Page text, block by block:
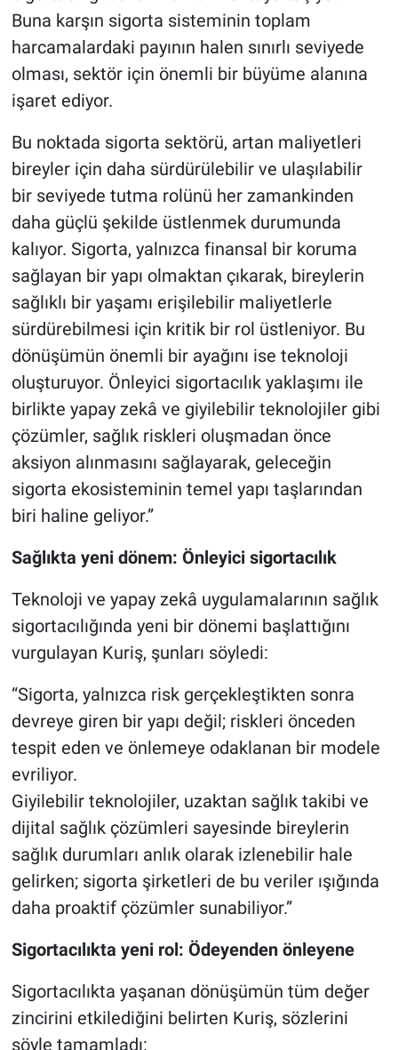
Buna karşın sigorta sisteminin toplam
harcamalardaki payının halen sınırlı seviyede
olması, sektör için önemli bir büyüme alanına
işaret ediyor.
Bu noktada sigorta sektörü, artan maliyetleri
bireyler için daha sürdürülebilir ve ulaşılabilir
bir seviyede tutma rolünü her zamankinden
daha güçlü şekilde üstlenmek durumunda
kalıyor. Sigorta, yalnızca finansal bir koruma
sağlayan bir yapı olmaktan çıkarak, bireylerin
sağlıklı bir yaşamı erişilebilir maliyetlerle
sürdürebilmesi için kritik bir rol üstleniyor. Bu
dönüşümün önemli bir ayağını ise teknoloji
oluşturuyor. Önleyici sigortacılık yaklaşımı ile
birlikte yapay zekâ ve giyilebilir teknolojiler gibi
çözümler, sağlık riskleri oluşmadan önce
aksiyon alınmasını sağlayarak, geleceğin
sigorta ekosisteminin temel yapı taşlarından
biri haline geliyor.”
Sağlıkta yeni dönem: Önleyici sigortacılık
Teknoloji ve yapay zekâ uygulamalarının sağlık
sigortacılığında yeni bir dönemi başlattığını
vurgulayan Kuriş, şunları söyledi:
“Sigorta, yalnızca risk gerçekleştikten sonra
devreye giren bir yapı değil; riskleri önceden
tespit eden ve önlemeye odaklanan bir modele
evriliyor.
Giyilebilir teknolojiler, uzaktan sağlık takibi ve
dijital sağlık çözümleri sayesinde bireylerin
sağlık durumları anlık olarak izlenebilir hale
gelirken; sigorta şirketleri de bu veriler ışığında
daha proaktif çözümler sunabiliyor.”
Sigortacılıkta yeni rol: Ödeyenden önleyene
Sigortacılıkta yaşanan dönüşümün tüm değer
zincirini etkilediğini belirten Kuriş, sözlerini
şöyle tamamladı: